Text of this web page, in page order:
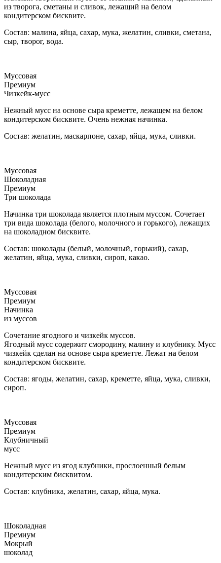
из творога, сметаны и сливок, лежащий на белом
кондитерском бисквите.
Состав: малина, яйца, сахар, мука, желатин, сливки, сметана,
сыр, творог, вода.
Муссовая
Премиум
Чизкейк-мусс
Нежный мусс на основе сыра креметте, лежащем на белом
кондитерском бисквите. Очень нежная начинка.
Состав: желатин, маскарпоне, сахар, яйца, мука, сливки.
Муссовая
Шоколадная
Премиум
Три шоколада
Начинка три шоколада является плотным муссом. Сочетает
три вида шоколада (белого, молочного и горького), лежащих
на шоколадном бисквите.
Состав: шоколады (белый, молочный, горький), сахар,
желатин, яйца, мука, сливки, сироп, какао.
Муссовая
Премиум
Начинка
из муссов
Сочетание ягодного и чизкейк муссов.
Ягодный мусс содержит смородину, малину и клубнику. Мусс
чизкейк сделан на основе сыра креметте. Лежат на белом
кондитерском бисквите.
Состав: ягоды, желатин, сахар, креметте, яйца, мука, сливки,
сироп.
Муссовая
Премиум
Клубничный
мусс
Нежный мусс из ягод клубники, прослоенный белым
кондитерским бисквитом.
Состав: клубника, желатин, сахар, яйца, мука.
Шоколадная
Премиум
Мокрый
шоколад